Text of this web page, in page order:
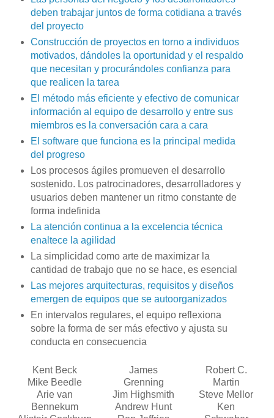
deben trabajar juntos de forma cotidiana a través
del proyecto
Construcción de proyectos en torno a individuos
motivados, dándoles la oportunidad y el respaldo
que necesitan y procurándoles confianza para
que realicen la tarea
El método más eficiente y efectivo de comunicar
información al equipo de desarrollo y entre sus
miembros es la conversación cara a cara
El software que funciona es la principal medida
del progreso
Los procesos ágiles promueven el desarrollo
sostenido. Los patrocinadores, desarrolladores y
usuarios deben mantener un ritmo constante de
forma indefinida
La atención continua a la excelencia técnica
enaltece la agilidad
La simplicidad como arte de maximizar la
cantidad de trabajo que no se hace, es esencial
Las mejores arquitecturas, requisitos y diseños
emergen de equipos que se autoorganizados
En intervalos regulares, el equipo reflexiona
sobre la forma de ser más efectivo y ajusta su
conducta en consecuencia
Kent Beck
Mike Beedle
Arie van
Bennekum
James
Grenning
Jim Highsmith
Andrew Hunt
Robert C.
Martin
Steve Mellor
Ken